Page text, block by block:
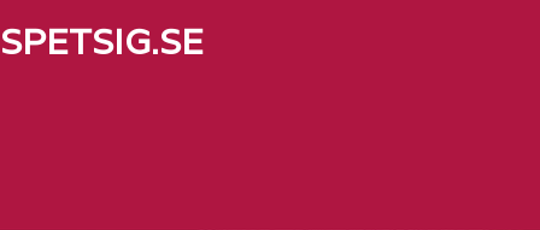
SPETSIG.SE